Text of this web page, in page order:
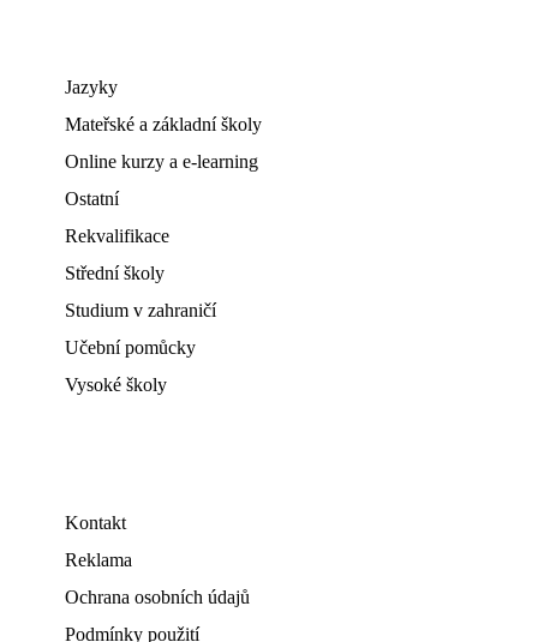
Jazyky
Mateřské a základní školy
Online kurzy a e-learning
Ostatní
Rekvalifikace
Střední školy
Studium v zahraničí
Učební pomůcky
Vysoké školy
Kontakt
Reklama
Ochrana osobních údajů
Podmínky použití